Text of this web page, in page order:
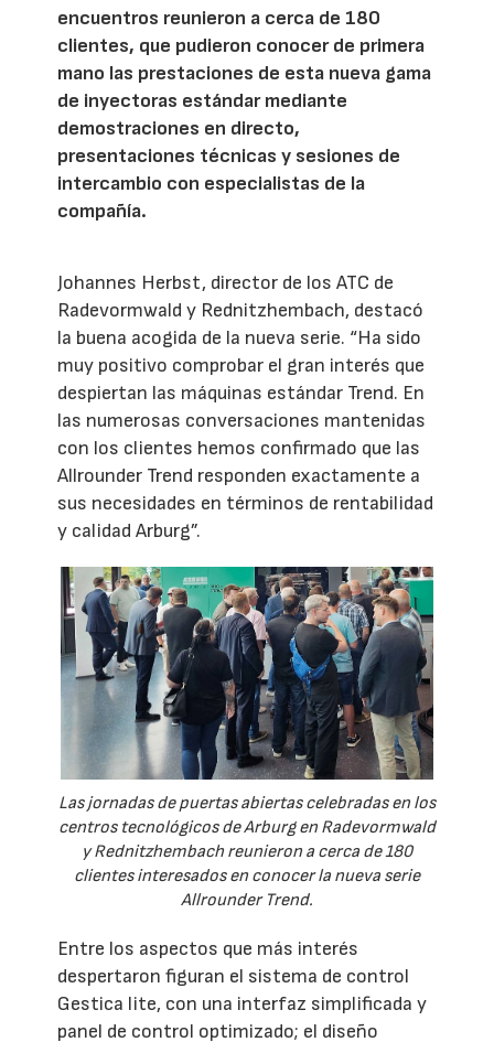
encuentros reunieron a cerca de 180
clientes, que pudieron conocer de primera
mano las prestaciones de esta nueva gama
de inyectoras estándar mediante
demostraciones en directo,
presentaciones técnicas y sesiones de
intercambio con especialistas de la
compañía.
Johannes Herbst, director de los ATC de
Radevormwald y Rednitzhembach, destacó
la buena acogida de la nueva serie. “Ha sido
muy positivo comprobar el gran interés que
despiertan las máquinas estándar Trend. En
las numerosas conversaciones mantenidas
con los clientes hemos confirmado que las
Allrounder Trend responden exactamente a
sus necesidades en términos de rentabilidad
y calidad Arburg”.
Las jornadas de puertas abiertas celebradas en los
centros tecnológicos de Arburg en Radevormwald
y Rednitzhembach reunieron a cerca de 180
clientes interesados en conocer la nueva serie
Allrounder Trend.
Entre los aspectos que más interés
despertaron figuran el sistema de control
Gestica lite, con una interfaz simplificada y
panel de control optimizado; el diseño